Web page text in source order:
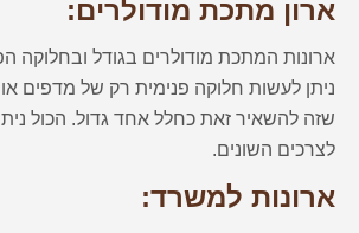
ארון מתכת מודולרים:
ארונות המתכת מודולרים בגודל ובחלוקה
ניתן לעשות חלוקה פנימית רק של מדפים
שזה להשאיר זאת כחלל אחד גדול. הכול
לצרכים השונים.
ארונות למשרד: